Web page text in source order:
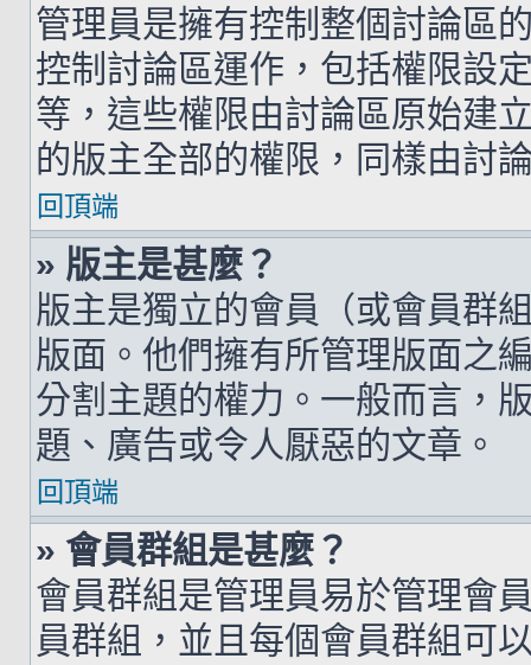
管理員是擁有控制整個討論區
控制討論區運作，包括權限設
等，這些權限由討論區原始建
的版主全部的權限，同樣由討
回頂端
» 版主是甚麼？
版主是獨立的會員（或會員群
版面。他們擁有所管理版面之
分割主題的權力。一般而言，
題、廣告或令人厭惡的文章。
回頂端
» 會員群組是甚麼？
會員群組是管理員易於管理會
員群組，並且每個會員群組可